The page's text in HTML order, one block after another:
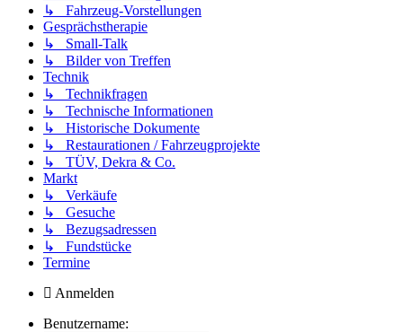
↳ Fahrzeug-Vorstellungen
Gesprächstherapie
↳ Small-Talk
↳ Bilder von Treffen
Technik
↳ Technikfragen
↳ Technische Informationen
↳ Historische Dokumente
↳ Restaurationen / Fahrzeugprojekte
↳ TÜV, Dekra & Co.
Markt
↳ Verkäufe
↳ Gesuche
↳ Bezugsadressen
↳ Fundstücke
Termine
Anmelden
Benutzername: